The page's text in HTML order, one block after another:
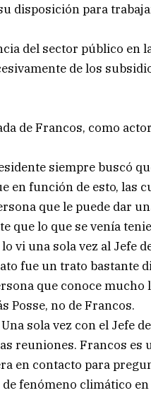
disposición para
del sector público en
de los
de Francos, como
siempre buscó
en función de esto, las
que le puede dar
que lo que se venía
vi una sola vez al Jefe
fue un trato bastante
que conoce
Posse, no de Francos.
sola vez con el Jefe
reuniones. Francos es
en contacto para
fenómeno climático